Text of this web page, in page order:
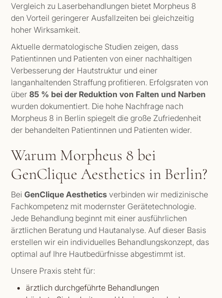
Vergleich zu Laserbehandlungen bietet Morpheus 8
den Vorteil geringerer Ausfallzeiten bei gleichzeitig
hoher Wirksamkeit.
Aktuelle dermatologische Studien zeigen, dass
Patientinnen und Patienten von einer nachhaltigen
Verbesserung der Hautstruktur und einer
langanhaltenden Straffung profitieren. Erfolgsraten von
über85 % bei der Reduktion von Falten und Narben
wurden dokumentiert. Die hohe Nachfrage nach
Morpheus 8 in Berlin spiegelt die große Zufriedenheit
der behandelten Patientinnen und Patienten wider.
Warum Morpheus 8 bei
GenClique Aesthetics in Berlin?
BeiGenClique Aesthetics verbinden wir medizinische
Fachkompetenz mit modernster Gerätetechnologie.
Jede Behandlung beginnt mit einer ausführlichen
ärztlichen Beratung und Hautanalyse. Auf dieser Basis
erstellen wir ein individuelles Behandlungskonzept, das
optimal auf Ihre Hautbedürfnisse abgestimmt ist.
Unsere Praxis steht für:
ärztlich durchgeführte Behandlungen